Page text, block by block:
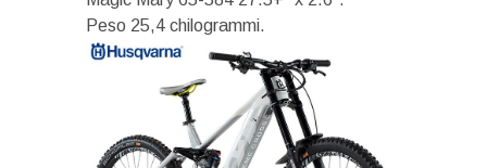
Peso 25,4 chilogrammi.